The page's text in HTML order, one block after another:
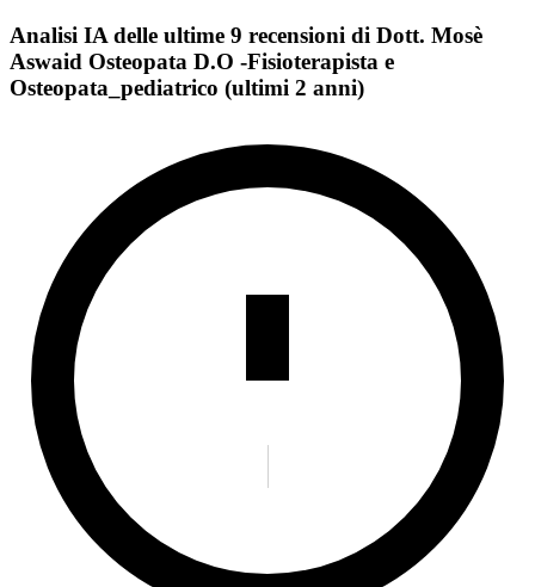
Analisi IA delle ultime 9 recensioni di Dott. Mosè
Aswaid Osteopata D.O -Fisioterapista e
Osteopata_pediatrico (ultimi 2 anni)